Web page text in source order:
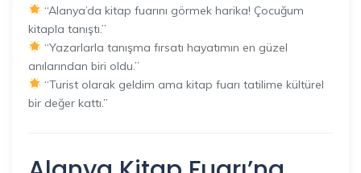
“Alanya’da kitap fuarını görmek harika! Çocuğum
kitapla tanıştı.”
“Yazarlarla tanışma fırsatı hayatımın en güzel
anılarından biri oldu.”
“Turist olarak geldim ama kitap fuarı tatilime kültürel
bir değer kattı.”